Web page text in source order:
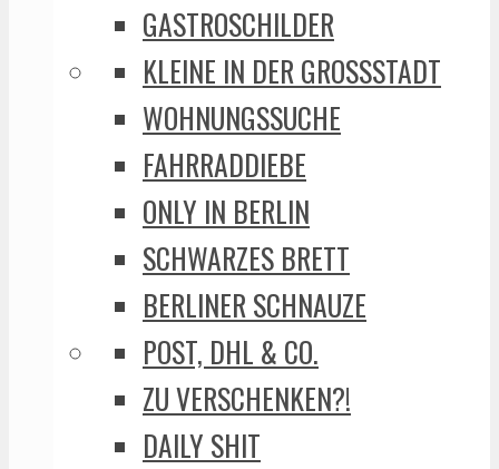
GASTROSCHILDER
KLEINE IN DER GROSSSTADT
WOHNUNGSSUCHE
FAHRRADDIEBE
ONLY IN BERLIN
SCHWARZES BRETT
BERLINER SCHNAUZE
POST, DHL & CO.
ZU VERSCHENKEN?!
DAILY SHIT